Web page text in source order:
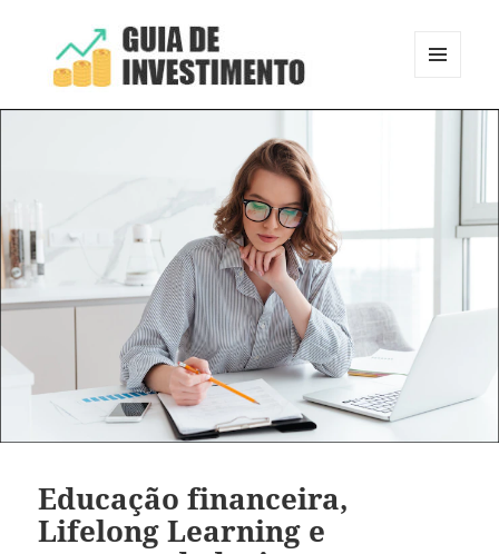
Guia de Investimento
E
Educação financeira,
Lifelong Learning e